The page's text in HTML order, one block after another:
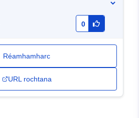
0
Réamhamharc
URL rochtana